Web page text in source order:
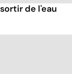
de l'eau